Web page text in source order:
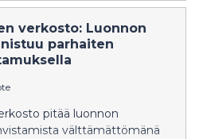
näkemyksistä.
on syy hakeutua alalle ja
tunteella ja osana
verkosto: Luonnon
parhaiten
pitää luonnon
välttämättömänä